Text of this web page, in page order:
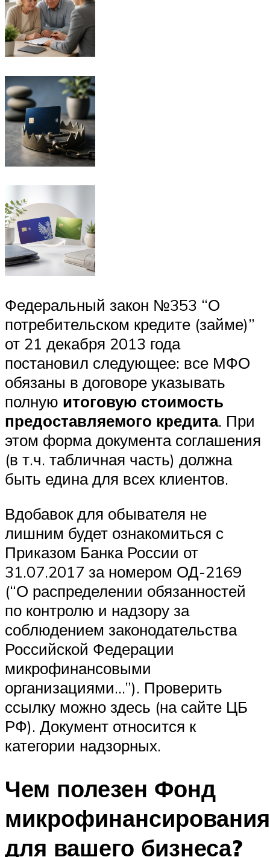
Федеральный закон №353 “О
потребительском кредите (займе)”
от 21 декабря 2013 года
постановил следующее: все МФО
обязаны в договоре указывать
полную итоговую стоимость
предоставляемого кредита. При
этом форма документа соглашения
(в т.ч. табличная часть) должна
быть едина для всех клиентов.
Вдобавок для обывателя не
лишним будет ознакомиться с
Приказом Банка России от
31.07.2017 за номером ОД-2169
(“О распределении обязанностей
по контролю и надзору за
соблюдением законодательства
Российской Федерации
микрофинансовыми
организациями…”). Проверить
ссылку можно здесь (на сайте ЦБ
РФ). Документ относится к
категории надзорных.
Чем полезен Фонд
микрофинансирования
для вашего бизнеса?